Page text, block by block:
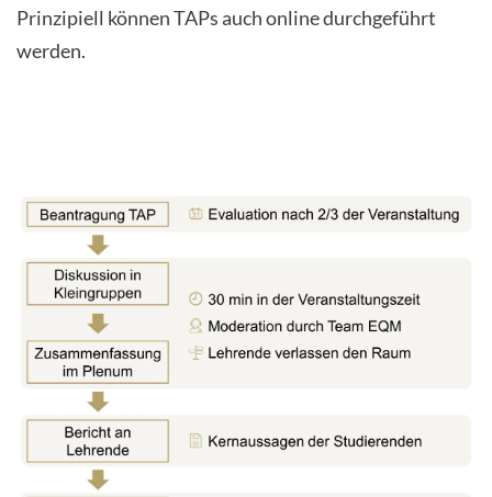
Prinzipiell können TAPs auch online durchgeführt
werden.